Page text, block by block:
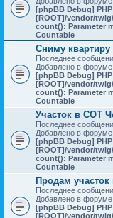
[phpBB Debug]
[ROOT]/vendor/
count(): Parameter
Countable
Сниму квартиру
Последнее
Добавлено в форуме
[phpBB Debug]
[ROOT]/vendor/
count(): Parameter
Countable
Участок в СОТ
Последнее
Добавлено в форуме
[phpBB Debug]
[ROOT]/vendor/
count(): Parameter
Countable
Продам участок
Последнее
Добавлено в форуме
[phpBB Debug]
[ROOT]/vendor/